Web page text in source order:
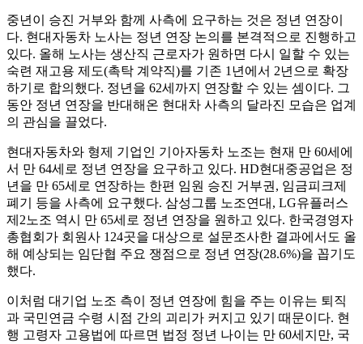
중년이 승진 거부와 함께 사측에 요구하는 것은 정년 연장이
다. 현대자동차 노사는 정년 연장 논의를 본격적으로 진행하고
있다. 올해 노사는 생산직 근로자가 원하면 다시 일할 수 있는
숙련 재고용 제도(촉탁 계약직)를 기존 1년에서 2년으로 확장
하기로 합의했다. 정년을 62세까지 연장할 수 있는 셈이다. 그
동안 정년 연장을 반대해온 현대차 사측의 달라진 모습은 업계
의 관심을 끌었다.
현대자동차와 형제 기업인 기아자동차 노조는 현재 만 60세에
서 만 64세로 정년 연장을 요구하고 있다. HD현대중공업은 정
년을 만 65세로 연장하는 한편 임원 승진 거부권, 임금피크제
폐기 등을 사측에 요구했다. 삼성그룹 노조연대, LG유플러스
제2노조 역시 만 65세로 정년 연장을 원하고 있다. 한국경영자
총협회가 회원사 124곳을 대상으로 설문조사한 결과에서도 올
해 예상되는 임단협 주요 쟁점으로 정년 연장(28.6%)을 꼽기도
했다.
이처럼 대기업 노조 측이 정년 연장에 힘을 주는 이유는 퇴직
과 국민연금 수령 시점 간의 괴리가 커지고 있기 때문이다. 현
행 고령자 고용법에 따르면 법정 정년 나이는 만 60세지만, 국